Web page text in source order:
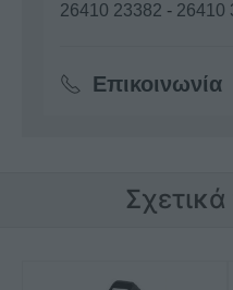
26410 23382 - 26410
Επικοινωνία